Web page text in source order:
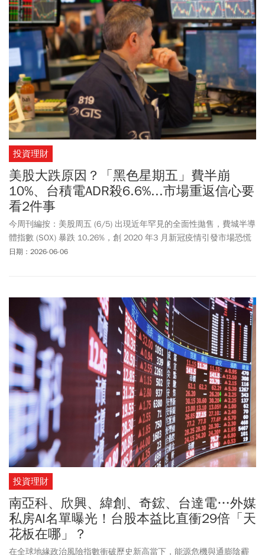
看。
投資理財
美股大跌原因？「黑色星期五」費半崩
10%、台積電ADR殺6.6%...市場重返信心要
看2件事
今周刊編按：美股周五 (6/5) 出現近年罕見的全面性拋售，費城半導
體指數 (SOX) 暴跌 10.26%，創 2020 年3 月新冠疫情引發市場恐慌
以來最大單日跌幅。半導體股最大利空就是漲多，其中，美光砍殺
水紀錄。
日期：2026-06-06
投資理財
南亞科、欣興、緯創、奇鋐、台達電…外媒
私房AI名單曝光！台股本益比直衝29倍「天
花板在哪」？
在全球地緣政治風險指數衝破歷史新高當下，能源危機與通膨陰霾